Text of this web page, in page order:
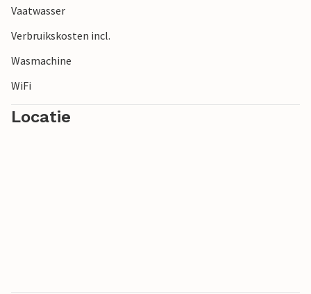
Vaatwasser
Verbruikskosten incl.
Wasmachine
WiFi
Locatie